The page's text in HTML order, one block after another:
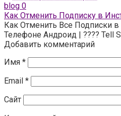
blog 0
Как Отменить Подписку в
Как Отменить Все Подписки
Телефоне Андроид | ???? Tell
Добавить комментарий
Имя *
Email *
Сайт